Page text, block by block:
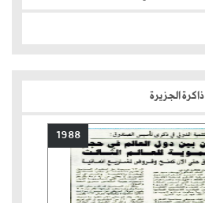
ذاكرة الجزيرة
1988